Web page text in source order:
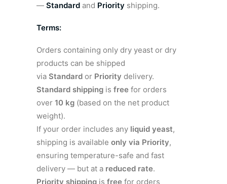
— Standard and Priority shipping.
Terms:
Orders containing only dry yeast or dry
products can be shipped
via Standard or Priority delivery.
Standard shipping is free for orders
over 10 kg (based on the net product
weight).
If your order includes any liquid yeast,
shipping is available only via Priority,
ensuring temperature-safe and fast
delivery — but at a reduced rate.
Priority shipping is free for orders